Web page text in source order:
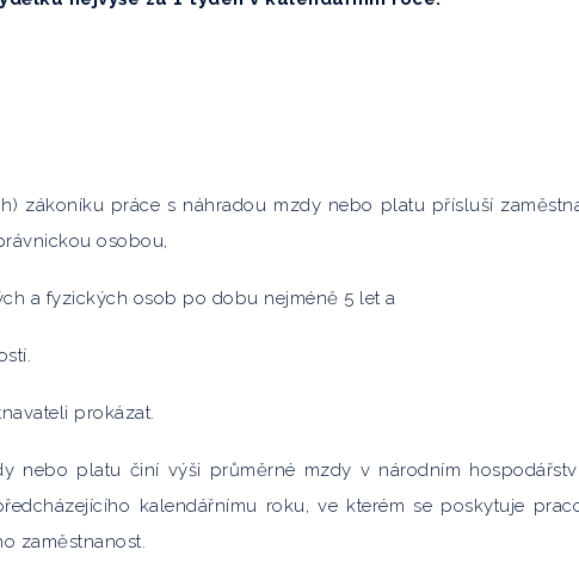
zákoníku práce s náhradou mzdy nebo platu přísluší
osobou,
a fyzických osob po dobu nejméně 5 let a
prokázat.
nebo platu činí výši průměrné mzdy v národním
kalendářnímu roku, ve kterém se poskytuje
zaměstnanost.